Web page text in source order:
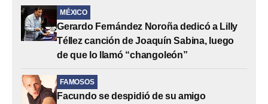
MÉXICO
Gerardo Fernández Noroña dedicó a Lilly
Téllez canción de Joaquín Sabina, luego
de que lo llamó “changoleón”
FAMOSOS
Facundo se despidió de su amigo